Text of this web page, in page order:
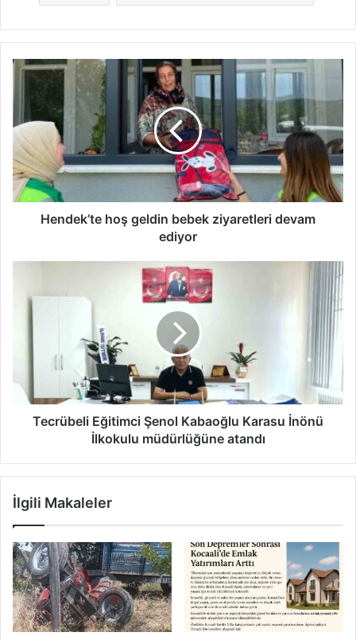
Hendek’te
geldin
bebek
ziyaretleri
devam
ediyor
Hendek’te hoş geldin bebek ziyaretleri devam
ediyor
Şenol
müdürlüğüne
atandı
Tecrübeli Eğitimci Şenol Kabaoğlu Karasu İnönü
İlkokulu müdürlüğüne atandı
İlgili Makaleler